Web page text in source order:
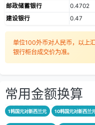
邮政储蓄银行
0.4702
建设银行
0.47
单位100外币对人民币，以上
银行柜台成交价为准。
常用金额换算
1韩国元对新西兰元 10韩国元对新西兰